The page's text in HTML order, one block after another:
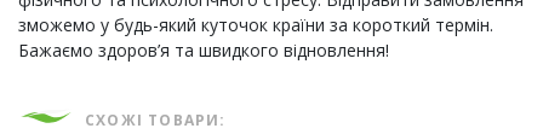
зможемо у будь-який куточок країни за короткий термін.
Бажаємо здоров’я та швидкого відновлення!
СХОЖІ ТОВАРИ: